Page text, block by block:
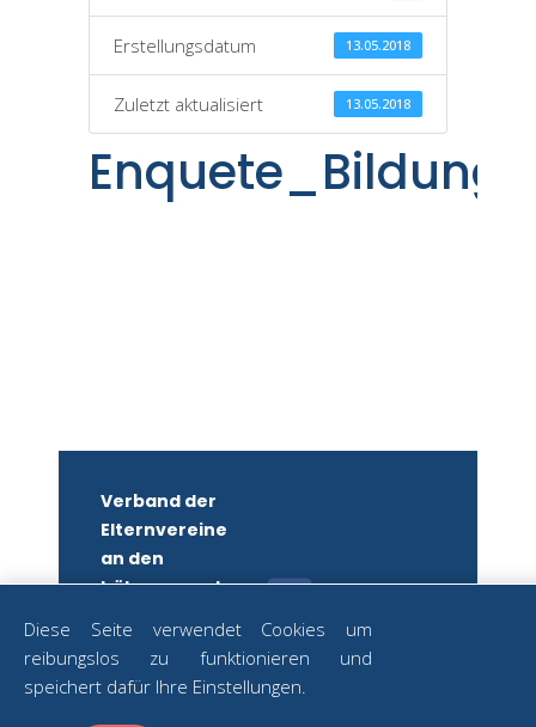
Erstellungsdatum 13.05.2018
Zuletzt aktualisiert 13.05.2018
Verband der
Elternvereine
an den
höheren und
Diese Seite verwendet Cookies um
reibungslos zu funktionieren und
speichert dafür Ihre Einstellungen.